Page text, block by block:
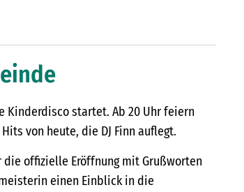
Kinderdisco startet. Ab 20 Uhr feiern
von heute, die DJ Finn auflegt.
die offizielle Eröffnung mit Grußworten
einen Einblick in die